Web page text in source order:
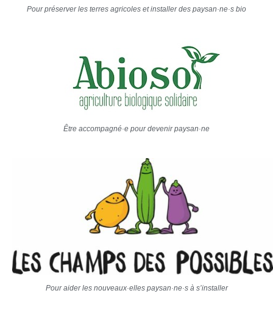
Pour préserver les terres agricoles et installer des paysan·ne·s bio
Être accompagné·e pour devenir paysan·ne
Pour aider les nouveaux·elles paysan·ne·s à s’installer